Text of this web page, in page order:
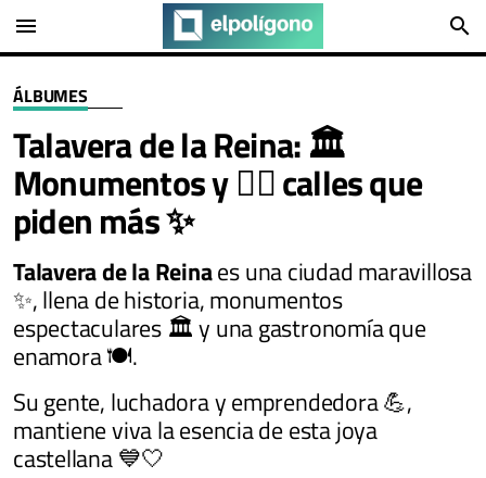
menu search
ÁLBUMES
Talavera de la Reina: 🏛️
Monumentos y 🚶‍♂️ calles que
piden más ✨
Talavera de la Reinaes una ciudad maravillosa
✨, llena de historia, monumentos
espectaculares 🏛️ y una gastronomía que
enamora 🍽️.
Su gente, luchadora y emprendedora 💪,
mantiene viva la esencia de esta joya
castellana 💙🤍